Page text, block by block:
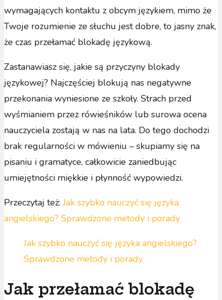
wymagających kontaktu z obcym językiem, mimo że
Twoje rozumienie ze słuchu jest dobre, to jasny znak,
że czas przełamać blokadę językową.
Zastanawiasz się, jakie są przyczyny blokady
językowej? Najczęściej blokują nas negatywne
przekonania wyniesione ze szkoły. Strach przed
wyśmianiem przez rówieśników lub surowa ocena
nauczyciela zostają w nas na lata. Do tego dochodzi
brak regularności w mówieniu – skupiamy się na
pisaniu i gramatyce, całkowicie zaniedbując
umiejętności miękkie i płynność wypowiedzi.
Przeczytaj też:Jak szybko nauczyć się języka
angielskiego? Sprawdzone metody i porady
Jak szybko nauczyć się języka angielskiego?
Sprawdzone metody i porady
Jak przełamać blokadę